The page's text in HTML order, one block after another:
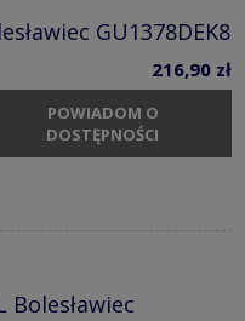
GU1378DEK8
216,90 zł
POWIADOM O
DOSTĘPNOŚCI
Bolesławiec